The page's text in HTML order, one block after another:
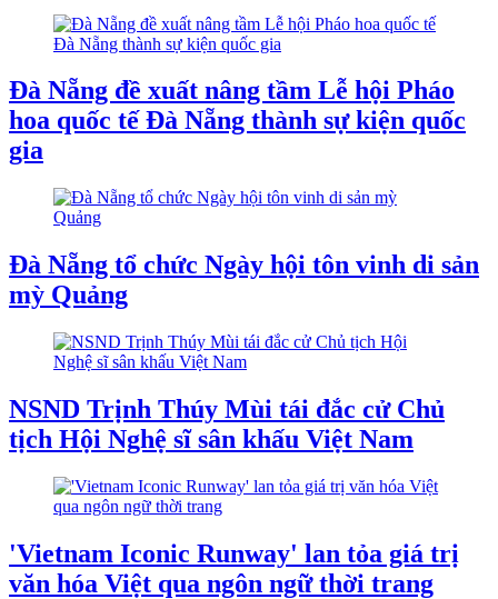
Đà Nẵng đề xuất nâng tầm Lễ hội Pháo
hoa quốc tế Đà Nẵng thành sự kiện quốc
gia
Đà Nẵng tổ chức Ngày hội tôn vinh di sản
mỳ Quảng
NSND Trịnh Thúy Mùi tái đắc cử Chủ
tịch Hội Nghệ sĩ sân khấu Việt Nam
'Vietnam Iconic Runway' lan tỏa giá trị
văn hóa Việt qua ngôn ngữ thời trang